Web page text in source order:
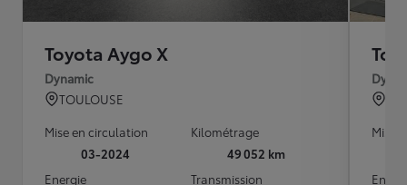
Toyota Aygo X
Dynamic
TOULOUSE
Mise en circulation
03-2024
Kilométrage
49 052 km
Energie
Transmission
Mise